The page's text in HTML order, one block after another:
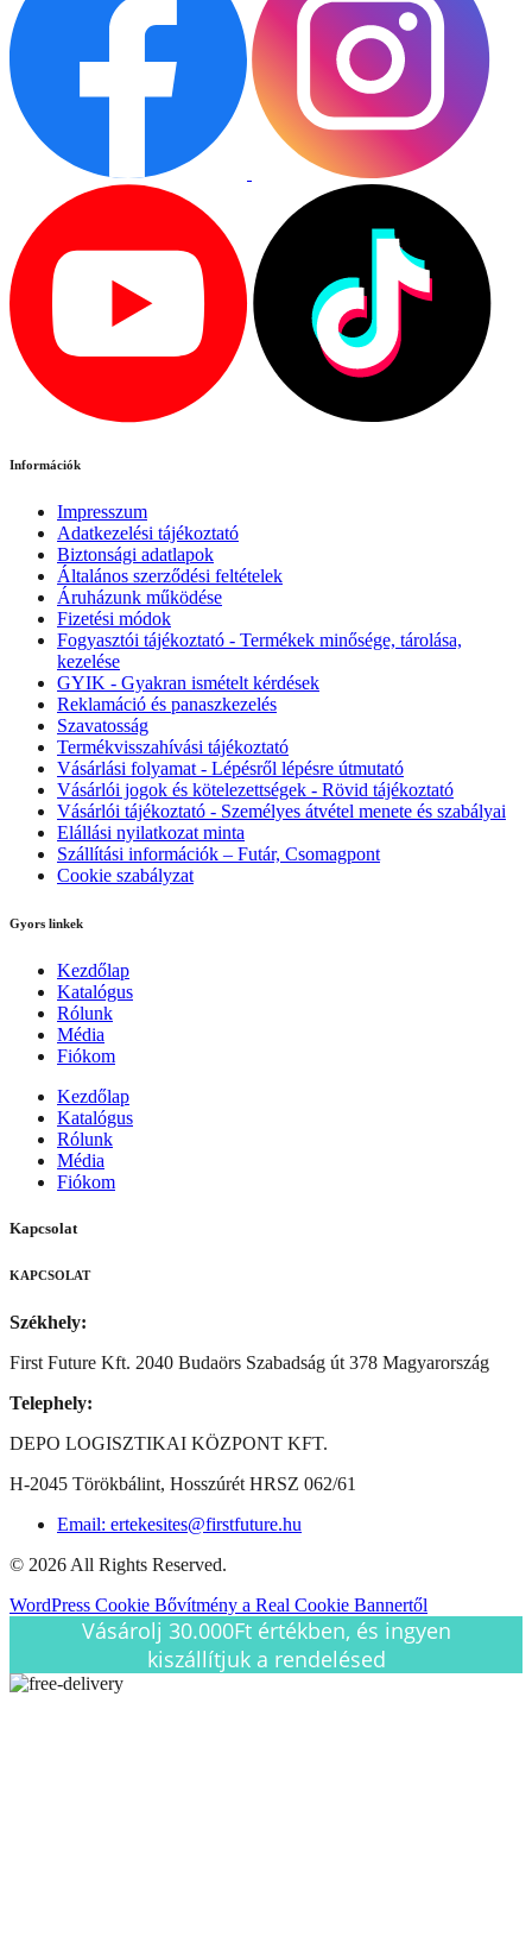
Információk
Impresszum
Adatkezelési tájékoztató
Biztonsági adatlapok
Általános szerződési feltételek
Áruházunk működése
Fizetési módok
Fogyasztói tájékoztató - Termékek minősége, tárolása,
kezelése
GYIK - Gyakran ismételt kérdések
Reklamáció és panaszkezelés
Szavatosság
Termékvisszahívási tájékoztató
Vásárlási folyamat - Lépésről lépésre útmutató
Vásárlói jogok és kötelezettségek - Rövid tájékoztató
Vásárlói tájékoztató - Személyes átvétel menete és szabályai
Elállási nyilatkozat minta
Szállítási információk – Futár, Csomagpont
Cookie szabályzat
Gyors linkek
Kezdőlap
Katalógus
Rólunk
Média
Fiókom
Kezdőlap
Katalógus
Rólunk
Média
Fiókom
Kapcsolat
KAPCSOLAT
Székhely:
First Future Kft. 2040 Budaörs Szabadság út 378 Magyarország
Telephely:
DEPO LOGISZTIKAI KÖZPONT KFT.
H-2045 Törökbálint, Hosszúrét HRSZ 062/61
Email: ertekesites@firstfuture.hu
© 2026 All Rights Reserved.
WordPress Cookie Bővítmény a Real Cookie Bannertől
Vásárolj 30.000Ft értékben, és ingyen
kiszállítjuk a rendelésed